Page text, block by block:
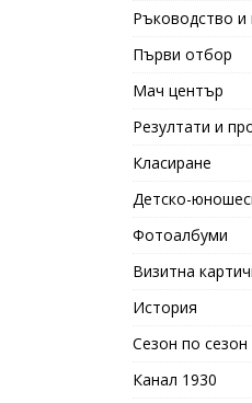
Ръководство
Първи отбор
Мач център
Резултати и
Класиране
Детско-
Фотоалбуми
Визитна
История
Сезон по сезон
Канал 1930